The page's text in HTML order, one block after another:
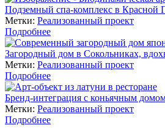
Подземный спа-комплекс в Красной
Метки: Реализованный проект
Подробнее
Загородный дом в Сокольниках,
Метки: Реализованный проект
Подробнее
Бренд-интеграция с коньячным
Метки: Реализованный проект
Подробнее